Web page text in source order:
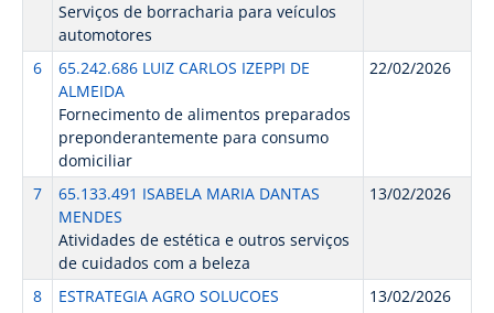
Serviços de borracharia para veículos
automotores
6
65.242.686 LUIZ CARLOS IZEPPI DE
ALMEIDA
Fornecimento de alimentos preparados
preponderantemente para consumo
domiciliar
22/02/2026
7
65.133.491 ISABELA MARIA DANTAS
MENDES
Atividades de estética e outros serviços
de cuidados com a beleza
13/02/2026
8
ESTRATEGIA AGRO SOLUCOES
13/02/2026